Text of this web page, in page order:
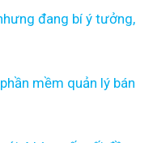
đang bí ý tưởng,
mềm quản lý bán